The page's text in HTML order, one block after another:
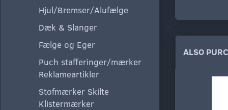
Hjul/Bremser/Alufælge
Dæk & Slanger
Fælge og Eger
Puch stafferinger/mærker
Reklameartikler
Stofmærker Skilte
Klistermærker
ALSO